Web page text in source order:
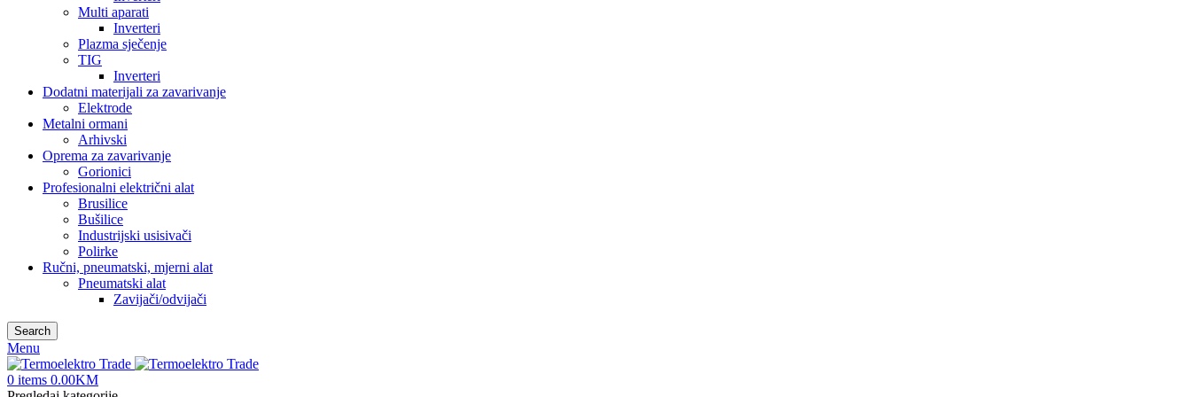
Multi aparati
Inverteri
Plazma sječenje
TIG
Inverteri
Dodatni materijali za zavarivanje
Elektrode
Metalni ormani
Arhivski
Oprema za zavarivanje
Gorionici
Profesionalni električni alat
Brusilice
Bušilice
Industrijski usisivači
Polirke
Ručni, pneumatski, mjerni alat
Pneumatski alat
Zavijači/odvijači
Search
Menu
0 items 0.00KM